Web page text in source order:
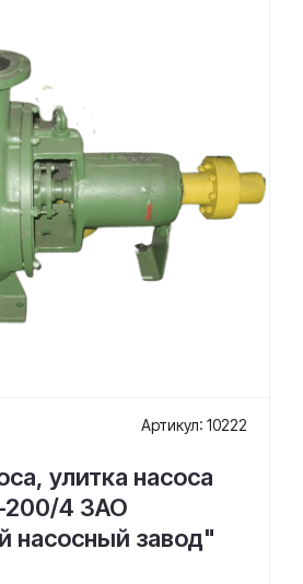
Артикул: 10222
улитка насоса
4 ЗАО
насосный завод"